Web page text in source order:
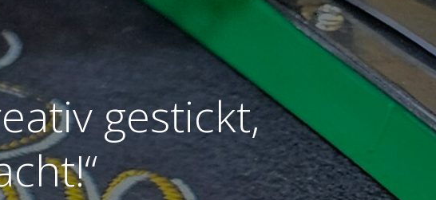
gestickt,